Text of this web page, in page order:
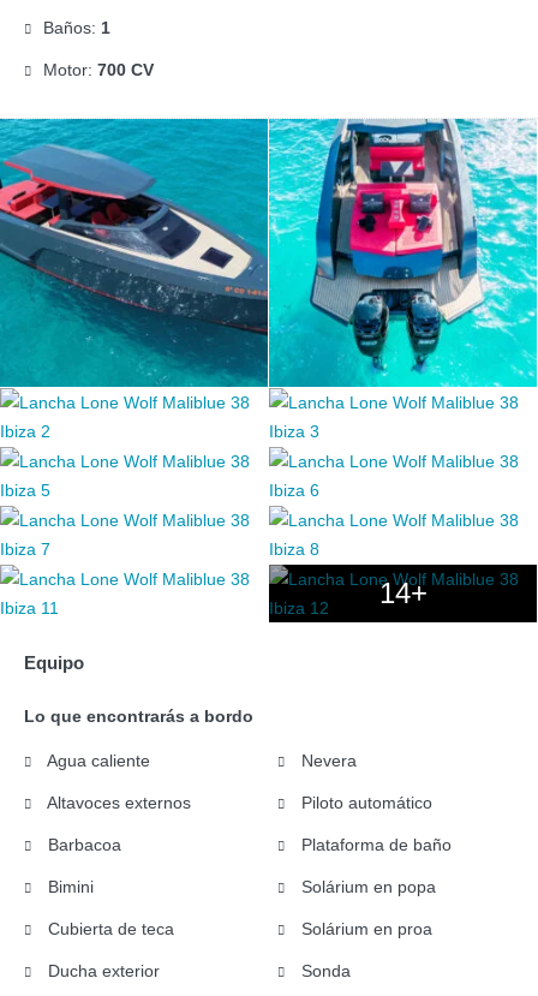
Baños: 1
Motor: 700 CV
14+
Equipo
Lo que encontrarás a bordo
Agua caliente
Altavoces externos
Barbacoa
Bimini
Cubierta de teca
Ducha exterior
Nevera
Piloto automático
Plataforma de baño
Solárium en popa
Solárium en proa
Sonda